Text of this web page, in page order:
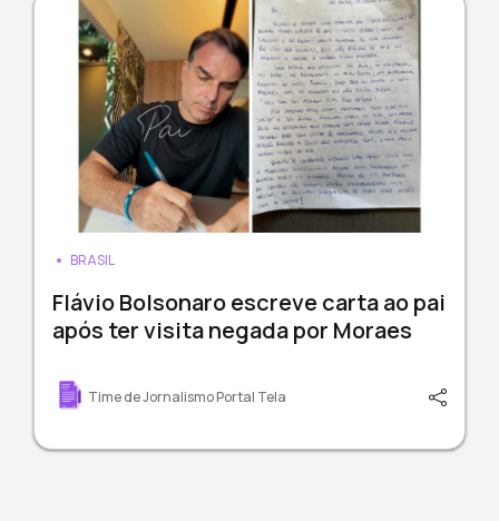
BRASIL
Flávio Bolsonaro escreve carta ao pai
após ter visita negada por Moraes
Time de Jornalismo Portal Tela